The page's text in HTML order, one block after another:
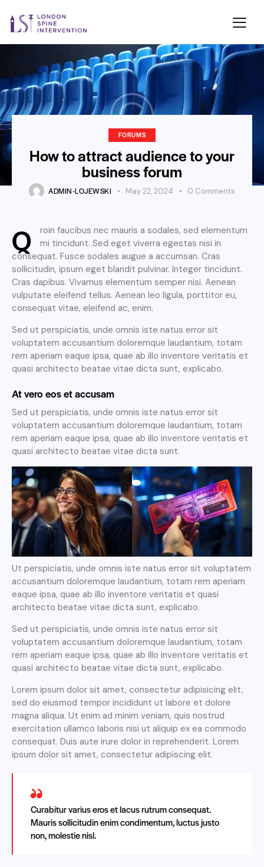
FORUMS
How to attract audience to your
business forum
ADMIN-LOJEWSKI May 22, 2024 0 Comments
Q
roin faucibus nec mauris a sodales, sed elementum
mi tincidunt. Sed eget viverra egestas nisi in
consequat. Fusce sodales augue a accumsan. Cras
sollicitudin, ipsum eget blandit pulvinar. Integer tincidunt.
Cras dapibus. Vivamus elementum semper nisi. Aenean
vulputate eleifend tellus. Aenean leo ligula, porttitor eu,
consequat vitae, eleifend ac, enim.
Sed ut perspiciatis, unde omnis iste natus error sit
voluptatem accusantium doloremque laudantium, totam
rem aperiam eaque ipsa, quae ab illo inventore veritatis et
quasi architecto beatae vitae dicta sunt, explicabo.
At vero eos et accusam
Sed ut perspiciatis, unde omnis iste natus error sit
voluptatem accusantium doloremque laudantium, totam
rem aperiam eaque ipsa, quae ab illo inventore veritatis et
quasi architecto beatae vitae dicta sunt.
Ut perspiciatis, unde omnis iste natus error sit voluptatem
accusantium doloremque laudantium, totam rem aperiam
eaque ipsa, quae ab illo inventore veritatis et quasi
architecto beatae vitae dicta sunt, explicabo.
Sed ut perspiciatis, unde omnis iste natus error sit
voluptatem accusantium doloremque laudantium, totam
rem aperiam eaque ipsa, quae ab illo inventore veritatis et
quasi architecto beatae vitae dicta sunt, explicabo.
Lorem ipsum dolor sit amet, consectetur adipisicing elit,
sed do eiusmod tempor incididunt ut labore et dolore
magna aliqua. Ut enim ad minim veniam, quis nostrud
exercitation ullamco laboris nisi ut aliquip ex ea commodo
consequat. Duis aute irure dolor in reprehenderit. Lorem
ipsum dolor sit amet, consectetur adipiscing elit.
Curabitur varius eros et lacus rutrum consequat.
Mauris sollicitudin enim condimentum, luctus justo
non, molestie nisl.